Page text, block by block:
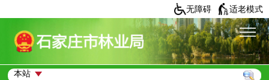
无障碍 适老模式